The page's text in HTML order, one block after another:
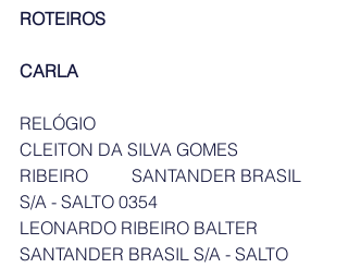
ROTEIROS
CARLA
RELÓGIO
CLEITON DA SILVA GOMES
RIBEIRO          SANTANDER BRASIL
S/A - SALTO 0354
LEONARDO RIBEIRO BALTER
SANTANDER BRASIL S/A - SALTO